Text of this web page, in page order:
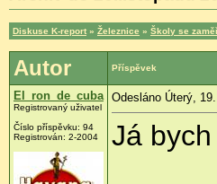
Diskuse K-report » Železnice » Školy se
Autor Příspěvek
El_ron_de_cuba
Registrovaný uživatel
Číslo příspěvku: 94
Registrován: 2-2004
Odesláno Úterý,
Já